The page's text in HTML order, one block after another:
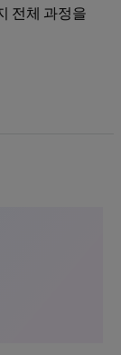
전체 과정을